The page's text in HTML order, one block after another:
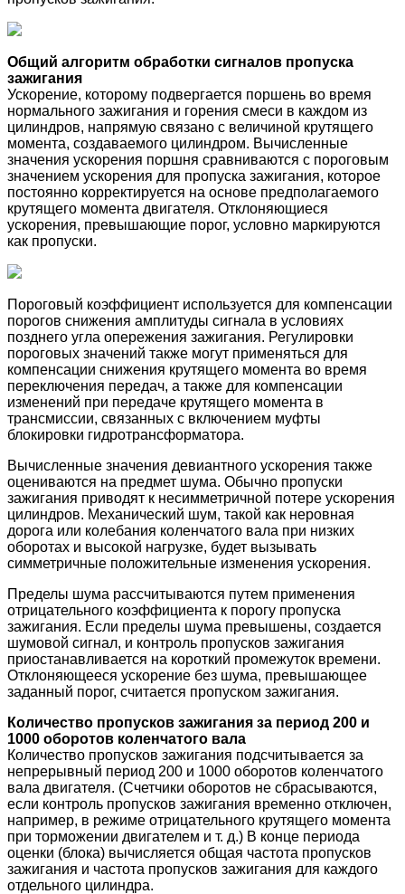
Общий алгоритм обработки сигналов пропуска
зажигания
Ускорение, которому подвергается поршень во время
нормального зажигания и горения смеси в каждом из
цилиндров, напрямую связано с величиной крутящего
момента, создаваемого цилиндром. Вычисленные
значения ускорения поршня сравниваются с пороговым
значением ускорения для пропуска зажигания, которое
постоянно корректируется на основе предполагаемого
крутящего момента двигателя. Отклоняющиеся
ускорения, превышающие порог, условно маркируются
как пропуски.
Пороговый коэффициент используется для компенсации
порогов снижения амплитуды сигнала в условиях
позднего угла опережения зажигания. Регулировки
пороговых значений также могут применяться для
компенсации снижения крутящего момента во время
переключения передач, а также для компенсации
изменений при передаче крутящего момента в
трансмиссии, связанных с включением муфты
блокировки гидротрансформатора.
Вычисленные значения девиантного ускорения также
оцениваются на предмет шума. Обычно пропуски
зажигания приводят к несимметричной потере ускорения
цилиндров. Механический шум, такой как неровная
дорога или колебания коленчатого вала при низких
оборотах и высокой нагрузке, будет вызывать
симметричные положительные изменения ускорения.
Пределы шума рассчитываются путем применения
отрицательного коэффициента к порогу пропуска
зажигания. Если пределы шума превышены, создается
шумовой сигнал, и контроль пропусков зажигания
приостанавливается на короткий промежуток времени.
Отклоняющееся ускорение без шума, превышающее
заданный порог, считается пропуском зажигания.
Количество пропусков зажигания за период 200 и
1000 оборотов коленчатого вала
Количество пропусков зажигания подсчитывается за
непрерывный период 200 и 1000 оборотов коленчатого
вала двигателя. (Счетчики оборотов не сбрасываются,
если контроль пропусков зажигания временно отключен,
например, в режиме отрицательного крутящего момента
при торможении двигателем и т. д.) В конце периода
оценки (блока) вычисляется общая частота пропусков
зажигания и частота пропусков зажигания для каждого
отдельного цилиндра.